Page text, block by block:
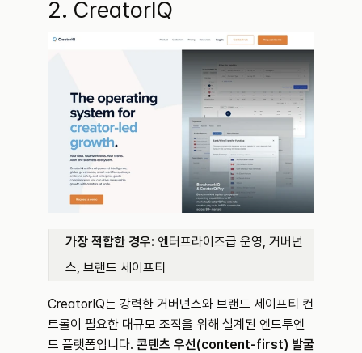
2. CreatorIQ
가장 적합한 경우: 엔터프라이즈급 운영, 거버넌
스, 브랜드 세이프티
CreatorIQ는 강력한 거버넌스와 브랜드 세이프티 컨
트롤이 필요한 대규모 조직을 위해 설계된 엔드투엔
드 플랫폼입니다. 콘텐츠 우선(content-first) 발굴